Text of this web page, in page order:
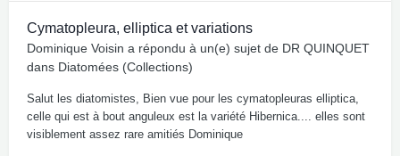
Cymatopleura, elliptica et variations
Dominique Voisin a répondu à un(e) sujet de DR QUINQUET
dans Diatomées (Collections)
Salut les diatomistes, Bien vue pour les cymatopleuras elliptica,
celle qui est à bout anguleux est la variété Hibernica.... elles sont
visiblement assez rare amitiés Dominique